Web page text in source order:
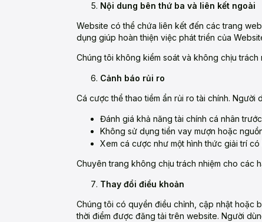
Nội dung bên thứ ba và liên kết ngoài
Website có thể chứa liên kết đến các trang
dụng giúp hoàn thiện việc phát triển của
Chúng tôi không kiểm soát và không chịu
Cảnh báo rủi ro
Cá cược thể thao tiềm ẩn rủi ro tài chính. Người
Đánh giá khả năng tài chính cá nhân
Không sử dụng tiền vay mượn hoặc
Xem cá cược như một hình thức giải trí có
Chuyên trang không chịu trách nhiệm cho các
Thay đổi điều khoản
Chúng tôi có quyền điều chỉnh, cập nhật hoặc
thời điểm được đăng tải trên website. Người